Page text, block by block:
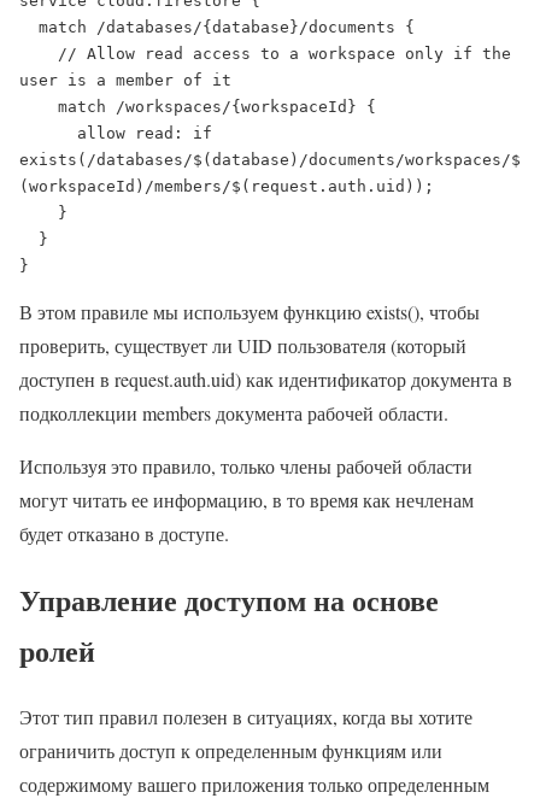
user is a member of it
exists(/databases/$(database)/documents/workspaces/$
(workspaceId)/members/$(request.auth.uid));
}
В этом правиле мы используем функцию exists(), чтобы
проверить, существует ли UID пользователя (который
доступен в request.auth.uid) как идентификатор документа в
подколлекции members документа рабочей области.
Используя это правило, только члены рабочей области
могут читать ее информацию, в то время как нечленам
будет отказано в доступе.
Управление доступом на основе
ролей
Этот тип правил полезен в ситуациях, когда вы хотите
ограничить доступ к определенным функциям или
содержимому вашего приложения только определенным